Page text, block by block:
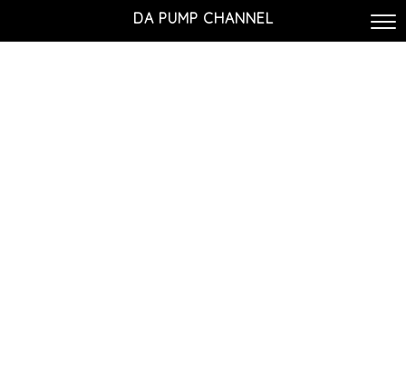
DA PUMP CHANNEL